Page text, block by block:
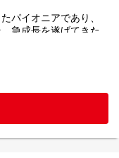
客さまへのサービス
確定拠出年金（DC）
み立て・運用できる
パイオニアであり、
急成長を遂げてきた
が安い」といったイ
以下のような制度を
のバランスを取り、
す。